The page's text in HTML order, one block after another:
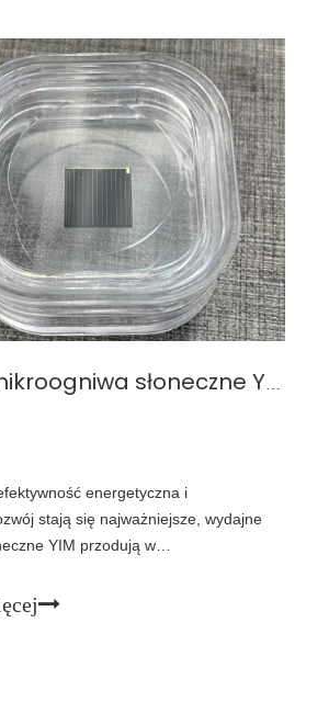
Wydajne mikroogniwa słoneczne YIM: przyszłość śledzenia ptaków
energetyczna i
stają się najważniejsze, wydajne
YIM przodują w
zwłaszcza w szybko